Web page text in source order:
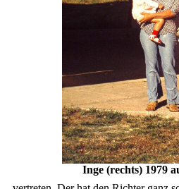
Inge (rechts) 1979